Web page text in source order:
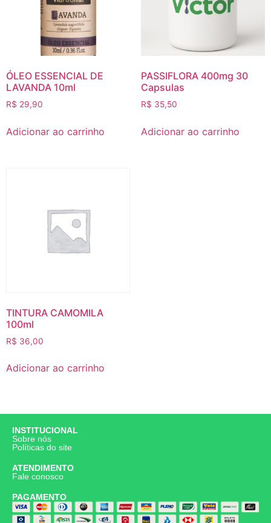
ÓLEO ESSENCIAL DE
LAVANDA 10ml
R$ 29,90
Adicionar ao carrinho
PASSIFLORA 400mg 30
Capsulas
R$ 35,50
Adicionar ao carrinho
TINTURA CAMOMILA
100ml
R$ 36,00
Adicionar ao carrinho
INSTITUCIONAL
Sobre nós
Políticas do site
ATENDIMENTO
Fale conosco
PAGAMENTO